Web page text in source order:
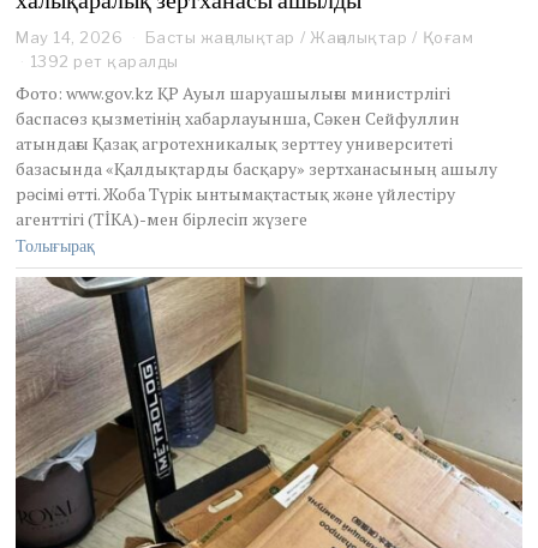
May 14, 2026
a
1
5
,
2
0
2
6
Басты жаңалықтар / Жаңалықтар / Қоғам
1392 рет қаралды
Фото: www.gov.kz ҚР Ауыл шаруашылығы министрлігі
баспасөз қызметінің хабарлауынша, Сәкен Сейфуллин
атындағы Қазақ агротехникалық зерттеу университеті
базасында «Қалдықтарды басқару» зертханасының ашылу
рәсімі өтті. Жоба Түрік ынтымақтастық және үйлестіру
агенттігі (TİKA)-мен бірлесіп жүзеге
Толығырақ